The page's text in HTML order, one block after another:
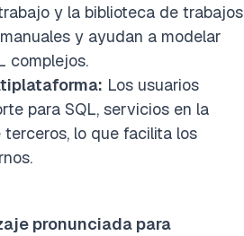
y la biblioteca de trabajos
y ayudan a modelar
complejos.
Los usuarios
para SQL, servicios en la
lo que facilita los
pronunciada para